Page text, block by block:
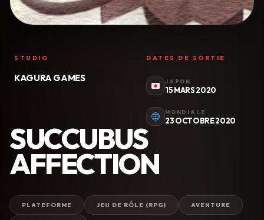
STUDIO
KAGURA GAMES
DATES DE SORTIE
JAPON
15 MARS 2020
MONDIALE
23 OCTOBRE 2020
SUCCUBUS
AFFECTION
PLATEFORME JEU DE RÔLE (RPG) AVENTURE